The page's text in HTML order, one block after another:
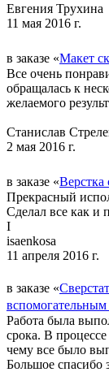
Евгения Трухина
11 мая 2016 г.
в заказе «Макет
Все очень
обращалась к
желаемого
Станислав
2 мая 2016 г.
в заказе «Верстка
Прекрасный
Сделал все как и
I
isaenkosa
11 апреля 2016 г.
в заказе «
Работа была
срока. В
чему все было
Большое спасибо